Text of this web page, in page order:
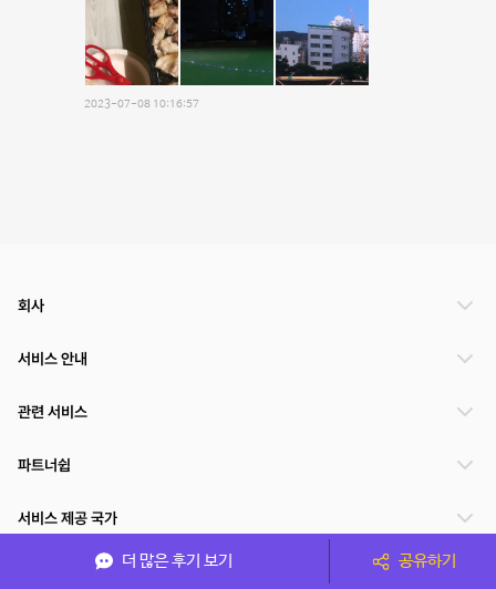
2023-07-08 10:16:57
더 많은 후기 보기 공유하기
회사
서비스 안내
관련 서비스
파트너쉽
서비스 제공 국가